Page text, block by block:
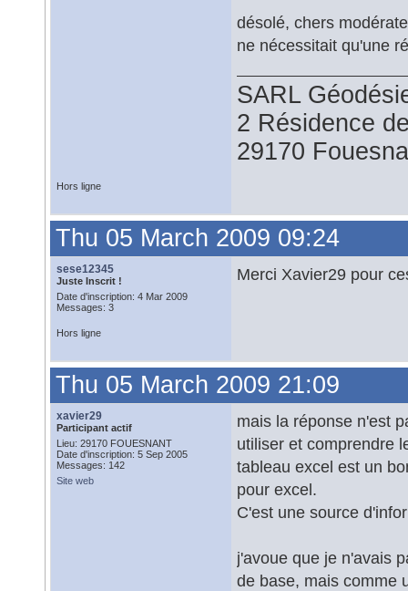
désolé, chers
ne nécessitait qu'une
SARL
2 Résidence
29170
Hors ligne
Thu 05 March 2009 09:24
sese12345
Juste Inscrit !
Date d'inscription: 4 Mar 2009
Messages: 3
Merci Xavier29 pour
Hors ligne
Thu 05 March 2009 21:09
xavier29
Participant actif
Lieu: 29170 FOUESNANT
Date d'inscription: 5 Sep 2005
Messages: 142
Site web
mais la réponse n'est
utiliser et comprendre
tableau excel est un
pour excel.
C'est une source
j'avoue que je n'avais
de base, mais comme